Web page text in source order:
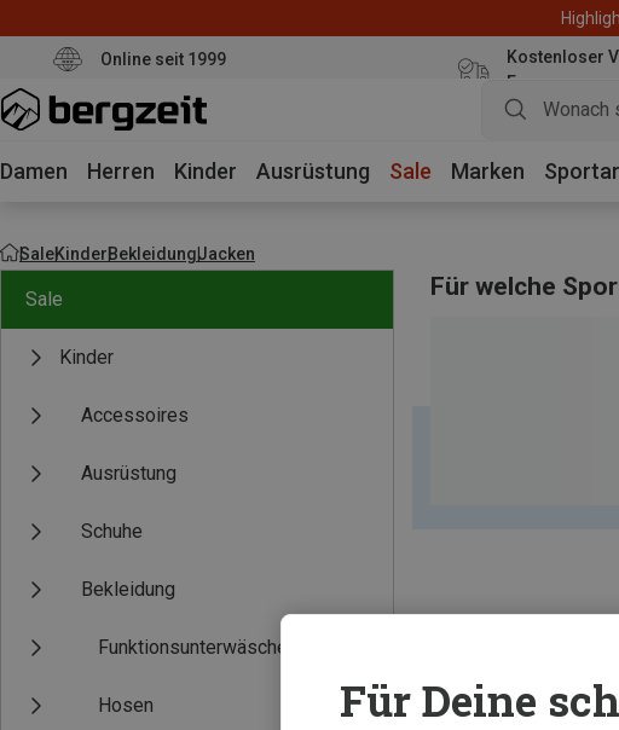
Online seit 1999
Kostenloser
Euro
Damen Herren Kinder Ausrüstung Sale Marken
SaleKinderBekleidungJacken
Sale
Kinder
Accessoires
Ausrüstung
Schuhe
Bekleidung
Funktionsunterwäsche
Hosen
Für welche
Für Deine